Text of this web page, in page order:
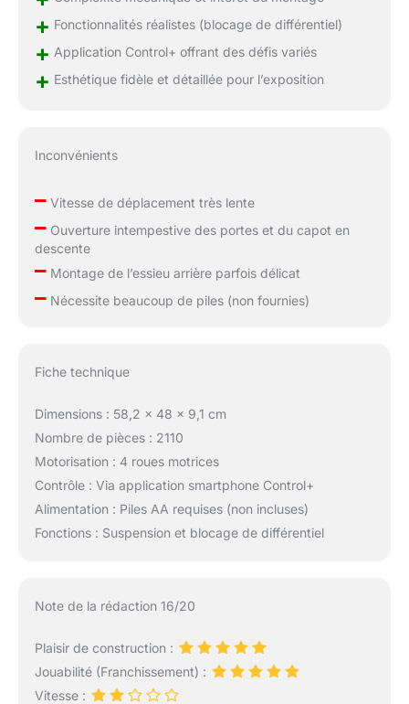
+ Fonctionnalités réalistes (blocage de différentiel)
+ Application Control+ offrant des défis variés
+ Esthétique fidèle et détaillée pour l’exposition
Inconvénients
–Vitesse de déplacement très lente
–Ouverture intempestive des portes et du capot en
descente
–Montage de l’essieu arrière parfois délicat
–Nécessite beaucoup de piles (non fournies)
Fiche technique
Dimensions : 58,2 x 48 x 9,1 cm
Nombre de pièces : 2110
Motorisation : 4 roues motrices
Contrôle : Via application smartphone Control+
Alimentation : Piles AA requises (non incluses)
Fonctions : Suspension et blocage de différentiel
Note de la rédaction 16/20
Plaisir de construction :
Jouabilité (Franchissement) :
Vitesse :